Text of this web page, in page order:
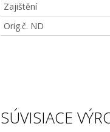
Zajištění
Orig.č. ND
SÚVISIACE